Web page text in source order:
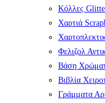
Κόλλες
Χαρτιά
Φελιζολ
Βάση
Βιβλία
Γράμματα